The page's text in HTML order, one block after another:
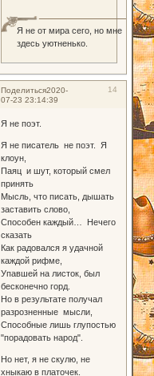
Я не от мира сего, но мне
здесь уютненько.
Поделиться 14
2020-
07-23 23:14:39
Я не поэт.
Я не писатель не поэт. Я
клоун,
Паяц и шут, который смел
принять
Мысль, что писать, дышать
заставить слово,
Способен каждый… Нечего
сказать
Как радовался я удачной
каждой рифме,
Упавшей на листок, был
бесконечно горд.
Но в результате получал
разрозненные мысли,
Способные лишь глупостью
"порадовать народ".
Но нет, я не скулю, не
хныкаю в платочек.